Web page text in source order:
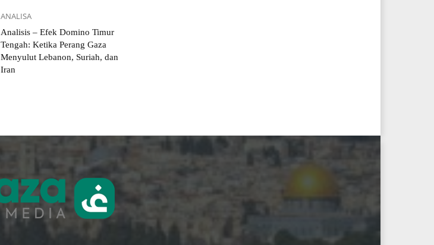
ANALISA
Analisis – Efek Domino Timur
Tengah: Ketika Perang Gaza
Menyulut Lebanon, Suriah, dan
Iran